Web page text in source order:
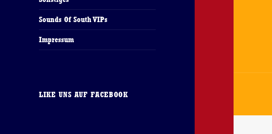
Sounds Of South VIPs
Impressum
LIKE UNS AUF FACEBOOK